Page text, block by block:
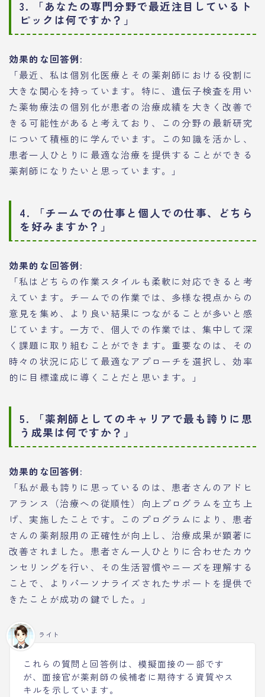
3. 「あなたの専門分野で最近注目しているト
ピックは何ですか？」
効果的な回答例:
「最近、私は個別化医療とその薬剤師における役割に
大きな関心を持っています。特に、遺伝子検査を用い
た薬物療法の個別化が患者の治療成績を大きく改善で
きる可能性があると考えており、この分野の最新研究
について積極的に学んでいます。この知識を活かし、
患者一人ひとりに最適な治療を提供することができる
薬剤師になりたいと思っています。」
4. 「チームでの仕事と個人での仕事、どちら
を好みますか？」
効果的な回答例:
「私はどちらの作業スタイルも柔軟に対応できると考
えています。チームでの作業では、多様な視点からの
意見を集め、より良い結果につながることが多いと感
じています。一方で、個人での作業では、集中して深
く課題に取り組むことができます。重要なのは、その
時々の状況に応じて最適なアプローチを選択し、効率
的に目標達成に導くことだと思います。」
5. 「薬剤師としてのキャリアで最も誇りに思
う成果は何ですか？」
効果的な回答例:
「私が最も誇りに思っているのは、患者さんのアドヒ
アランス（治療への従順性）向上プログラムを立ち上
げ、実施したことです。このプログラムにより、患者
さんの薬剤服用の正確性が向上し、治療成果が顕著に
改善されました。患者さん一人ひとりに合わせたカウ
ンセリングを行い、その生活習慣やニーズを理解する
ことで、よりパーソナライズされたサポートを提供で
きたことが成功の鍵でした。」
これらの質問と回答例は、模擬面接の一部です
が、面接官が薬剤師の候補者に期待する資質やス
キルを示しています。
ライト